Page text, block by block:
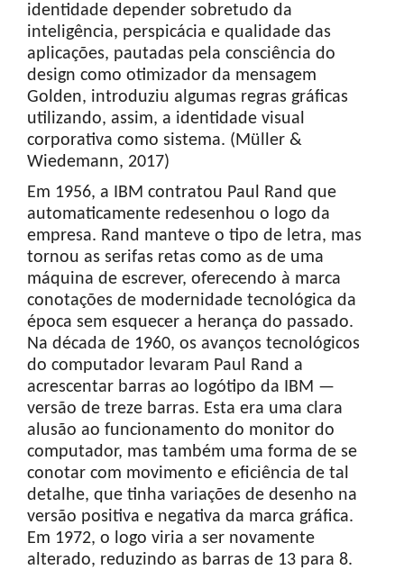
identidade depender sobretudo da
inteligência, perspicácia e qualidade das
aplicações, pautadas pela consciência do
design como otimizador da mensagem
Golden, introduziu algumas regras gráficas
utilizando, assim, a identidade visual
corporativa como sistema. (Müller &
Wiedemann, 2017)
Em 1956, a IBM contratou Paul Rand que
automaticamente redesenhou o logo da
empresa. Rand manteve o tipo de letra, mas
tornou as serifas retas como as de uma
máquina de escrever, oferecendo à marca
conotações de modernidade tecnológica da
época sem esquecer a herança do passado.
Na década de 1960, os avanços tecnológicos
do computador levaram Paul Rand a
acrescentar barras ao logótipo da IBM —
versão de treze barras. Esta era uma clara
alusão ao funcionamento do monitor do
computador, mas também uma forma de se
conotar com movimento e eficiência de tal
detalhe, que tinha variações de desenho na
versão positiva e negativa da marca gráfica.
Em 1972, o logo viria a ser novamente
alterado, reduzindo as barras de 13 para 8.